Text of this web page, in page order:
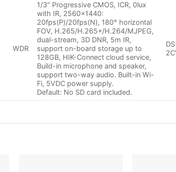
WDR
1/3″ Progressive CMOS, ICR, 0lux
with IR, 2560×1440:
20fps(P)/20fps(N), 180° horizontal
FOV, H.265/H.265+/H.264/MJPEG,
dual-stream, 3D DNR, 5m IR,
support on-board storage up to
128GB, HIK-Connect cloud service,
Build-in microphone and speaker,
support two-way audio. Built-in Wi-
Fi, 5VDC power supply.
Default: No SD card included.